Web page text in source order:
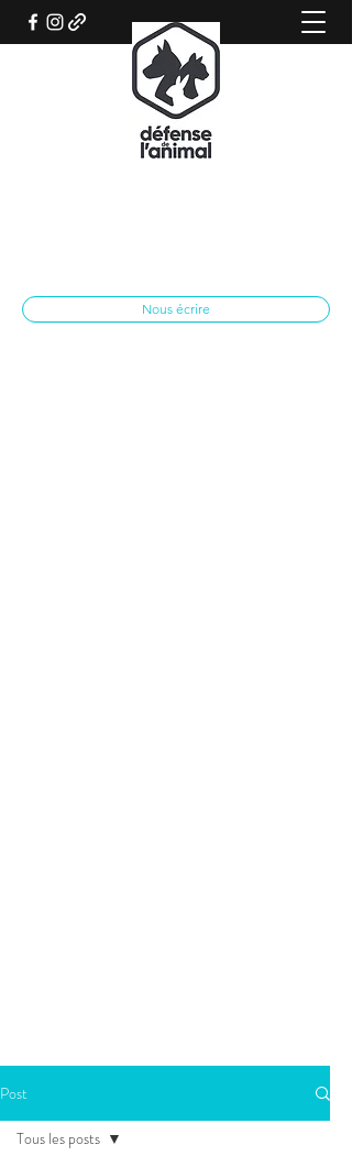
REFUGE CANIN DE SISTERON
Association qui œuvre pour le bien-être
Nous écrire
Post
Tous les posts